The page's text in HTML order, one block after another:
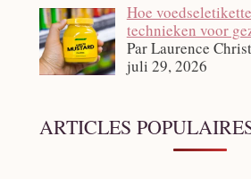
Hoe
technieken voor
Par Laurence
juli 29, 2026
ARTICLES